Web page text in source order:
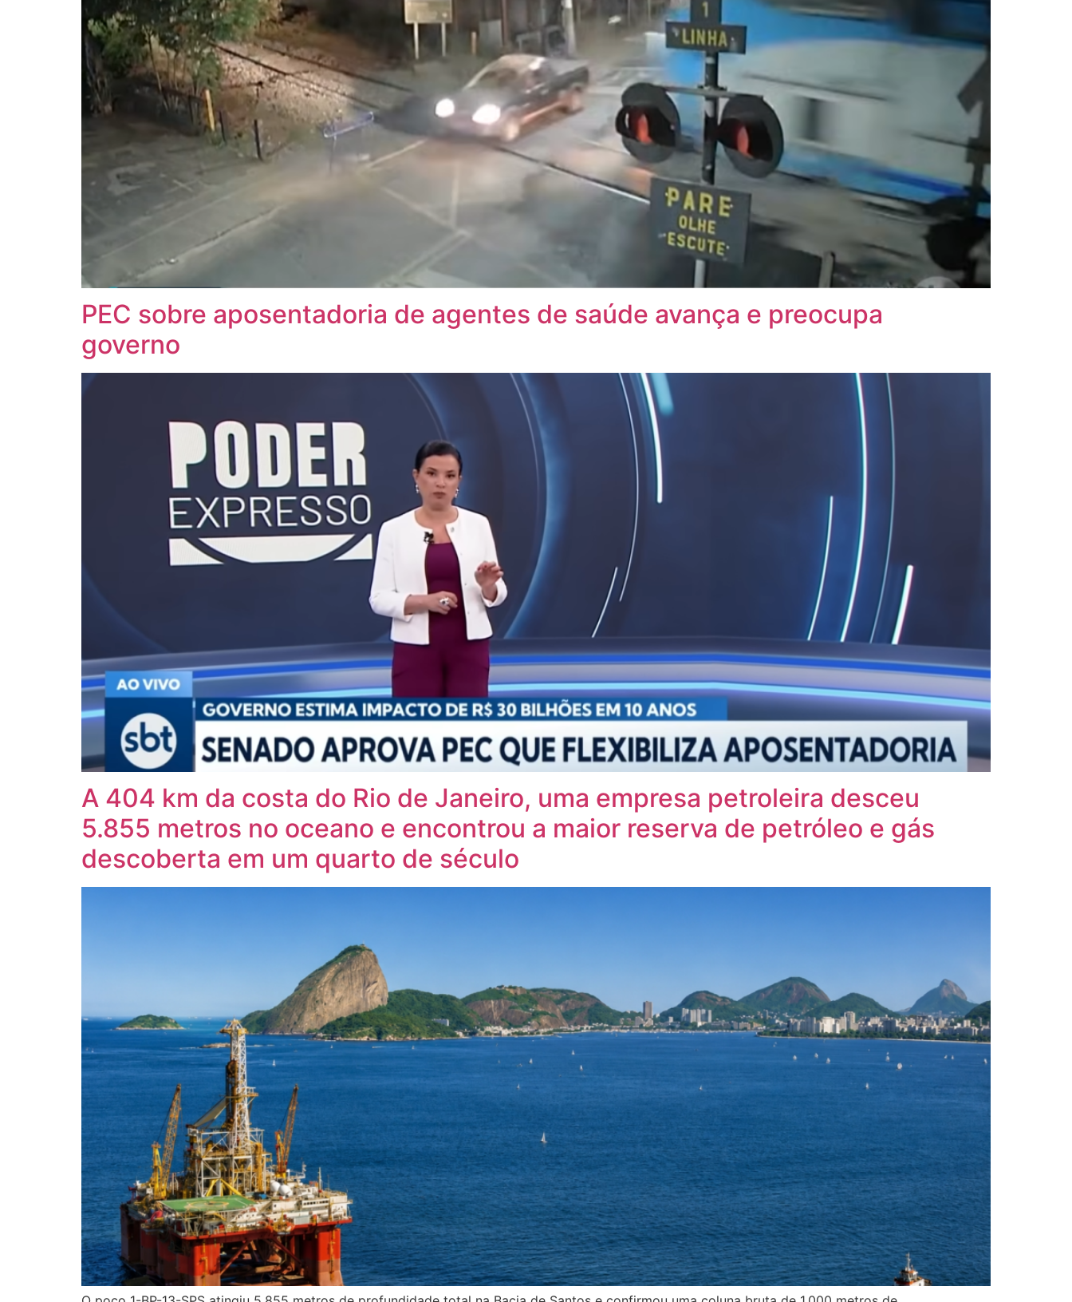
PEC sobre aposentadoria de agentes de saúde avança e preocupa
governo
A 404 km da costa do Rio de Janeiro, uma empresa petroleira desceu
5.855 metros no oceano e encontrou a maior reserva de petróleo e gás
descoberta em um quarto de século